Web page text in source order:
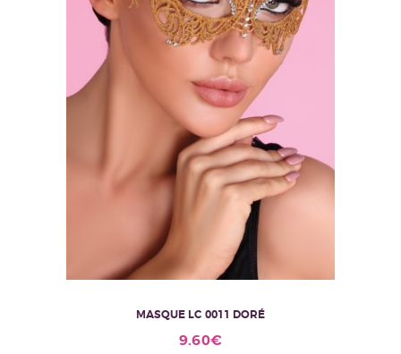
MASQUE LC 0011 DORÉ
9.60€